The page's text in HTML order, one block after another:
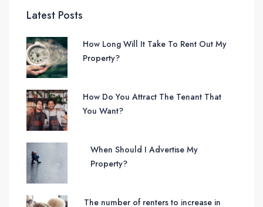
Latest Posts
How Long Will It Take To Rent Out My
Property?
How Do You Attract The Tenant That
You Want?
When Should I Advertise My
Property?
The number of renters to increase in